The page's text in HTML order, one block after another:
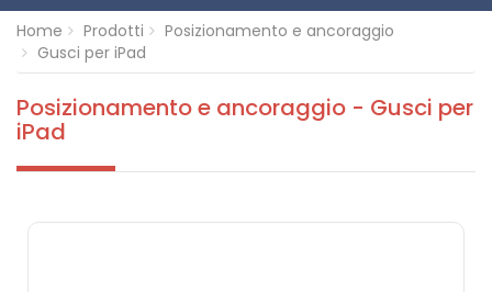
Home Prodotti
Posizionamento e ancoraggio
Gusci per iPad
Posizionamento e ancoraggio - Gusci per
iPad